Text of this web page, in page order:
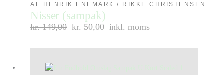
AF HENRIK ENEMARK / RIKKE CHRISTENSEN
Nisser (sampak)
kr.149,00 kr. 50,00 inkl. moms